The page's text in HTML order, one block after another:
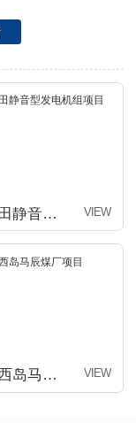
荒漠油田静音型发电机组项目顺利交付
苏拉威西岛马辰煤厂项目